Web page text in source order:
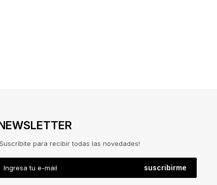
para recibir todas las novedades!
suscribirme